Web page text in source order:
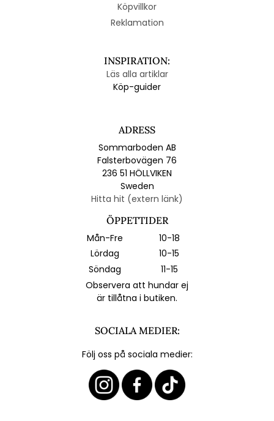
Köpvillkor
Reklamation
INSPIRATION:
Läs alla artiklar
Köp-guider
ADRESS
Sommarboden AB
Falsterbovägen 76
236 51 HÖLLVIKEN
Sweden
Hitta hit (extern länk)
ÖPPETTIDER
Mån-Fre
10-18
Lördag
10-15
Söndag
11-15
Observera att hundar ej
är tillåtna i butiken.
SOCIALA MEDIER:
Följ oss på sociala medier: